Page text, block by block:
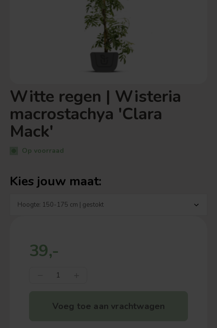
Witte regen | Wisteria
macrostachya 'Clara
Mack'
Op voorraad
Kies jouw maat:
39,-
Voeg toe aan vrachtwagen